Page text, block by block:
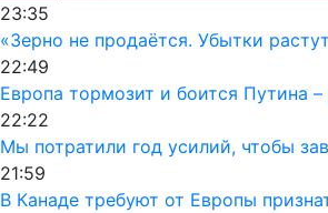
23:35
«Зерно не продаётся. Убытки
22:49
Европа тормозит и боится Путина
22:22
Мы потратили год усилий, чтобы
21:59
В Канаде требуют от Европы